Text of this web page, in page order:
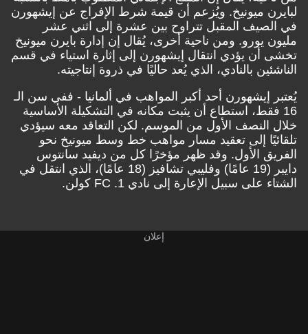
لبايرن ميونيخ. ويُزعم أن قيمة شرط الإفراج عن إيشهورن
في الصيف المقبل تتراوح بين عشرة إلى اثني عشر
مليون يورو. ومن ناحية أخرى، يُقال إن إدارة بايرن ميونيخ
تخشى أن يؤدي انتقال إيشهورن إلى إثارة استياء في قسم
الناشئين بالنادي، الذي يُعد حاليًا في ذروة إنتاجيته.
يُعتبر إيشهورن أحد أكبر المواهب في ألمانيا - ففي سن الـ
16 فقط، استطاع أن يثبت مكانه في التشكيلة الأساسية
خلال النصف الأول من الموسم. لكن التعاقد معه سيؤدي
تلقائيًا إلى تعقيد مسار مواهب خط وسط ميونيخ نحو
الفريق الأول. وقد ظهر مؤخرًا كل من ديفيد سانتوس
دايبر (19 عامًا) وفليبي تشافيز (18 عامًا)، الذي انتقل في
الشتاء على سبيل الإعارة إلى نادي 1. FC كولن.
إعلان